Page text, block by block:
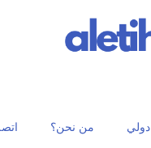
دولي من نحن؟